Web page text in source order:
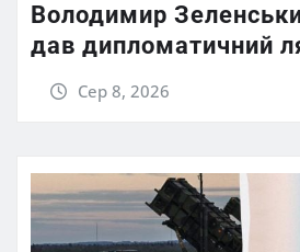
Володимир
дав дипломатичний
Сер 8, 2026